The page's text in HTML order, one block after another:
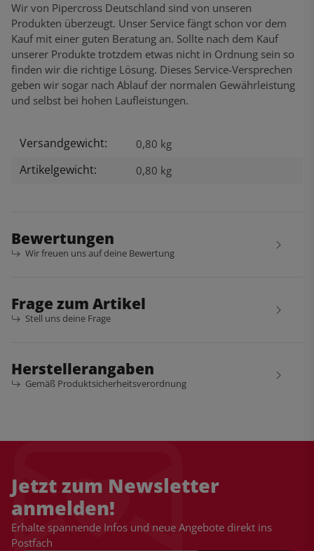
Wir von Pipercross Deutschland sind von unseren
Produkten überzeugt. Unser Service fängt schon vor dem
Kauf mit einer guten Beratung an. Sollte nach dem Kauf
unserer Produkte trotzdem etwas nicht in Ordnung sein so
finden wir die richtige Lösung. Dieses Service-Versprechen
geben wir sogar nach Ablauf der normalen Gewährleistung
und selbst bei hohen Laufleistungen.
Produkteigenschaft
Wert
Versandgewicht: 0,80 kg
Artikelgewicht: 0,80 kg
Bewertungen
Wir freuen uns auf deine Bewertung
Frage zum Artikel
Stell uns deine Frage
Herstellerangaben
Gemäß Produktsicherheitsverordnung
Jetzt zum Newsletter
anmelden!
Erhalte spannende Infos und neue Angebote direkt ins
Postfach